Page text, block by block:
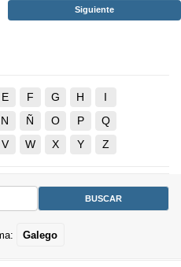
Siguiente
E F G H
I
N Ñ O P
Q
V W X Y Z
Galego